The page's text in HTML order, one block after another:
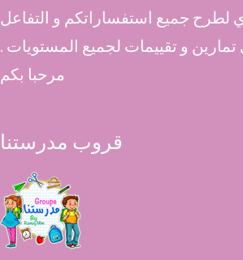
جميع استفساراتكم و التفاعل
تمارين و تقييمات لجميع المستويات .
مرحبا بكم
قروب مدرستنا